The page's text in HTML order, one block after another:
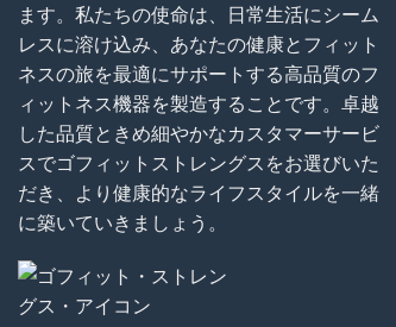
ます。私たちの使命は、日常生活にシーム
レスに溶け込み、あなたの健康とフィット
ネスの旅を最適にサポートする高品質のフ
ィットネス機器を製造することです。卓越
した品質ときめ細やかなカスタマーサービ
スでゴフィットストレングスをお選びいた
だき、より健康的なライフスタイルを一緒
に築いていきましょう。